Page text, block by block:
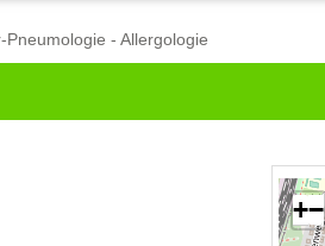
- Allergologie
+−